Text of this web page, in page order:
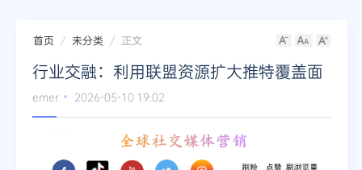
Twitter
Telegram
首页 未分类 正文
行业交融：利用联盟资源扩大推特覆盖面
emer 2026-05-10 19:02